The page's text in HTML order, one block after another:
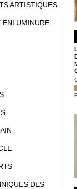
ARTISTIQUES
ENLUMINURE
DES